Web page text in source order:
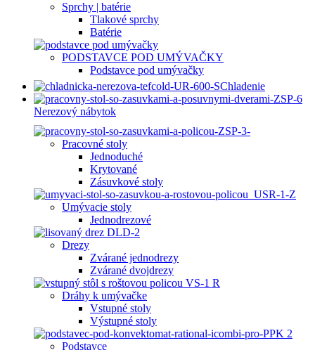
Sprchy | batérie
Tlakové sprchy
Batérie
PODSTAVCE POD UMÝVAČKY
Podstavce pod umývačky
Chladenie
Nerezový nábytok
Pracovné stoly
Jednoduché
Krytované
Zásuvkové stoly
Umývacie stoly
Jednodrezové
Drezy
Zvárané jednodrezy
Zvárané dvojdrezy
Dráhy k umývačke
Vstupné stoly
Výstupné stoly
Podstavce